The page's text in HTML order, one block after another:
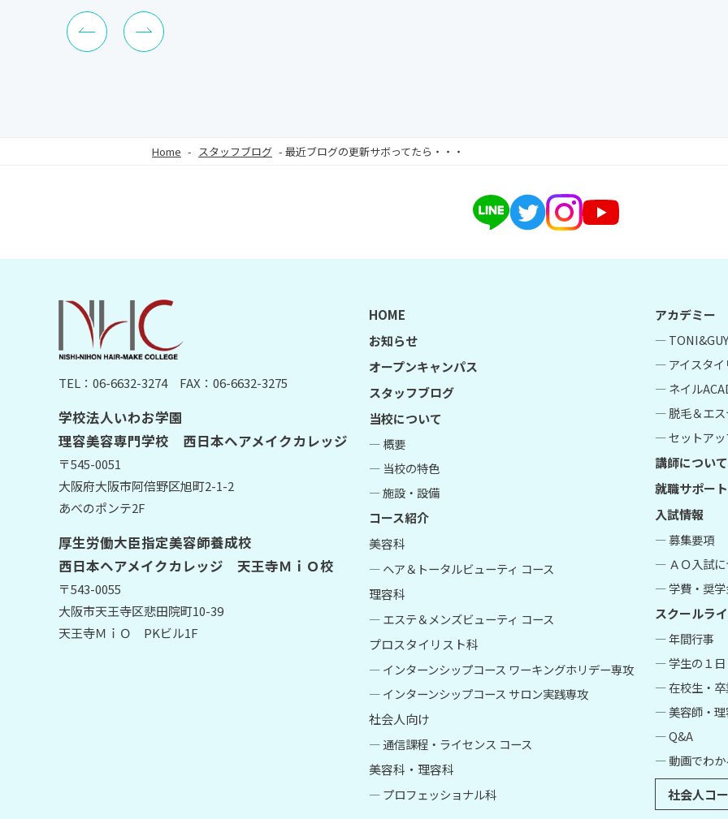
Home - スタッフブログ - 最近ブログの更新サボってたら・・・
TEL：06-6632-3274FAX：06-6632-3275
学校法人いわお学園
理容美容専門学校 西日本ヘアメイクカレッジ
〒545-0051
大阪府大阪市阿倍野区旭町2-1-2
あべのポンテ2F
厚生労働大臣指定美容師養成校
西日本ヘアメイクカレッジ 天王寺ＭｉＯ校
〒543-0055
大阪市天王寺区悲田院町10-39
天王寺ＭｉＯ PKビル1F
HOME
お知らせ
オープンキャンパス
スタッフブログ
当校について
― 概要
― 当校の特色
― 施設・設備
コース紹介
美容科
― ヘア＆トータルビューティ コース
理容科
― エステ＆メンズビューティ コース
プロスタイリスト科
― インターンシップコース ワーキングホリデー専攻
― インターンシップコース サロン実践専攻
社会人向け
― 通信課程・ライセンス コース
美容科・理容科
― プロフェッショナル科
アカデミー
―
― アイスタイ
― ネイル
― 脱毛＆エス
― セットアッ
講師について
就職サポート
入試情報
― 募集要項
― ＡＯ入試に
― 学費・奨学
スクールラ
― 年間行事
― 学生の１日
― 在校生・卒
― 美容師・理
― Q&A
― 動画でわ
社会人コ